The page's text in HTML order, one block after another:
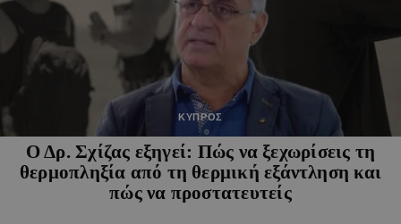
ΚΥΠΡΟΣ
Ο Δρ. Σχίζας εξηγεί: Πώς να ξεχωρίσεις τη
θερμοπληξία από τη θερμική εξάντληση και
πώς να προστατευτείς